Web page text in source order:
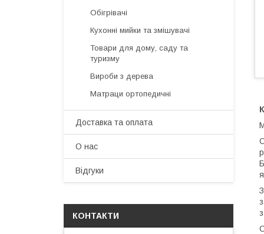
Обігрівачі
Кухонні мийки та змішувачі
Товари для дому, саду та
туризму
Вироби з дерева
Матраци ортопедичні
Доставка та оплата
О нас
Відгуки
КОНТАКТИ